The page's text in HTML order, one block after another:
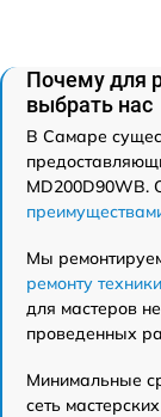
Почему для
выбрать нас
В Самаре
MD200D90WB.
Мы
ремонту
для мастеров
проведенных
Минимальные
сеть